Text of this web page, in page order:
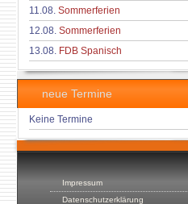
Impressum
Datenschutzerklärung
11.08. Sommerferien
12.08. Sommerferien
13.08. FDB Spanisch
neue Termine
Keine Termine